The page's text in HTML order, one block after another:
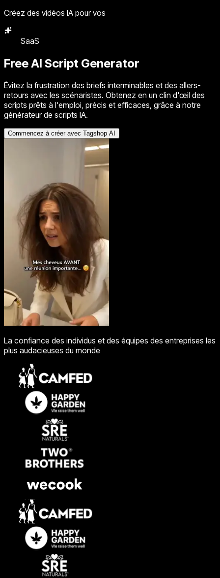
Créez des vidéos IA pour vos
SaaS
Free AI Script Generator
Évitez la frustration des briefs interminables et des allers-
retours avec les scénaristes. Obtenez en un clin d'œil des
scripts prêts à l'emploi, précis et efficaces, grâce à notre
générateur de scripts IA.
Commencez à créer avec Tagshop AI
La confiance des individus et des équipes des entreprises les
plus audacieuses du monde